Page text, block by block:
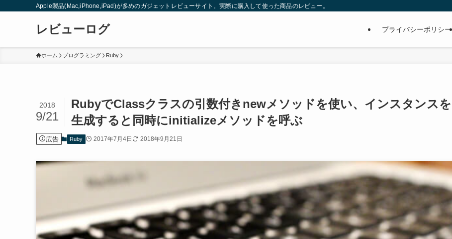
Apple製品(Mac,iPhone,iPad)が多めのガジェットレビューサイト。実際に購入して使った商品のレビュー。
レビューログ プライバシーポリシー
ホーム プログラミング Ruby
RubyでClassクラスの引数付きnewメソッドを使い、インスタンスを
生成すると同時にinitializeメソッドを呼ぶ
2018
9/21
広告 Ruby 2017年7月4日 2018年9月21日